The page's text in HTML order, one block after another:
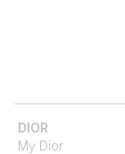
DIOR
My Dior